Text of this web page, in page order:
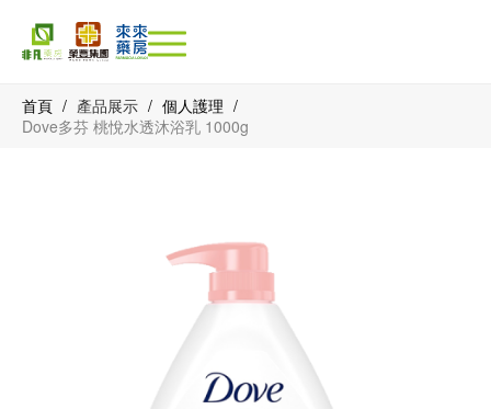
首頁 / 產品展示 / 個人護理 /
Dove多芬 桃悅水透沐浴乳 1000g